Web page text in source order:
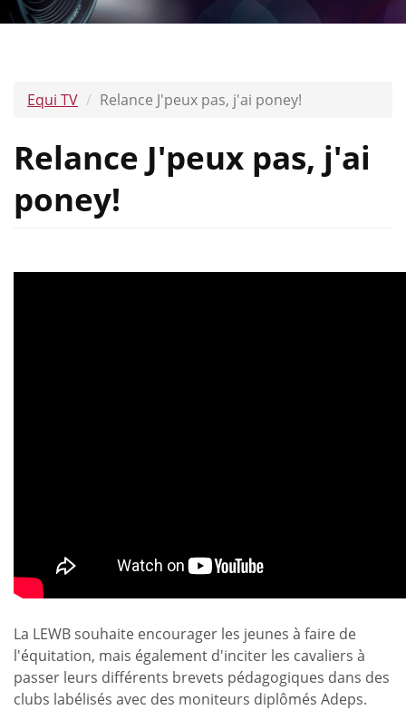
Equi TV Relance J'peux pas, j'ai poney!
Relance J'peux pas, j'ai
poney!
La LEWB souhaite encourager les jeunes à faire de
l'équitation, mais également d'inciter les cavaliers à
passer leurs différents brevets pédagogiques dans des
clubs labélisés avec des moniteurs diplômés Adeps.